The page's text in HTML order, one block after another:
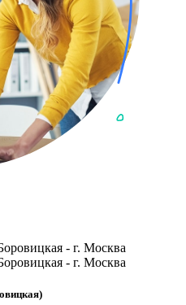
- г. Москва
- г. Москва